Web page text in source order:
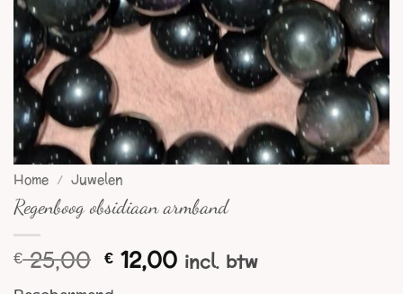
Home / Juwelen
Regenboog obsidiaan armband
€25,00 Oorspronkelijke
prijs
€ 12,00Huidige
prijs
incl. btw